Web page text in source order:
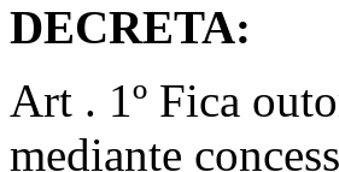
DECRETA:
Art . 1º Fica
mediante